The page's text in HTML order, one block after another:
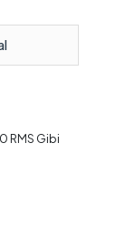
RMS Gibi